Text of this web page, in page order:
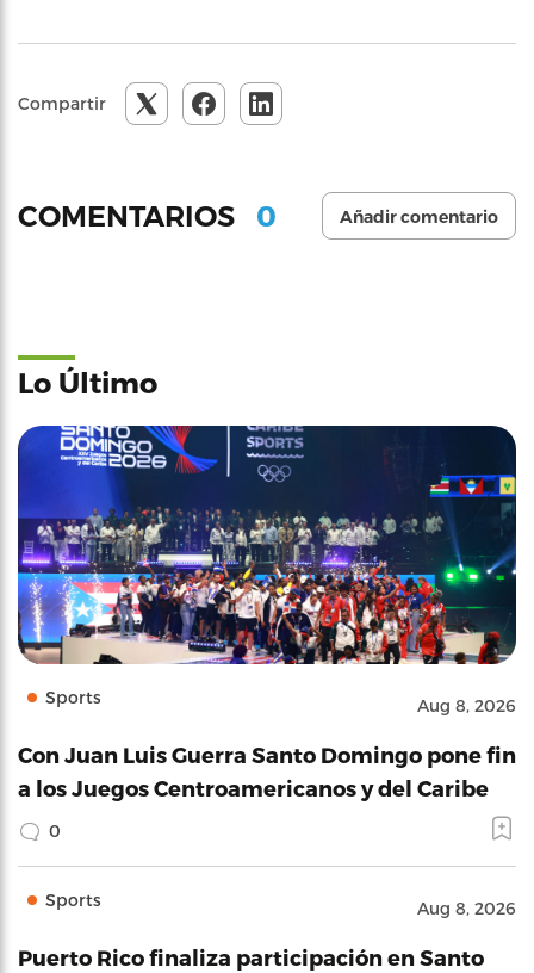
Compartir
COMENTARIOS 0 Añadir comentario
Lo Último
Sports Aug 8, 2026
Con Juan Luis Guerra Santo Domingo pone fin
a los Juegos Centroamericanos y del Caribe
0
Sports Aug 8, 2026
Puerto Rico finaliza participación en Santo